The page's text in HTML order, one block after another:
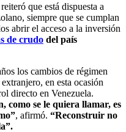
que está dispuesta a
siempre que se cumplan
abrir el acceso a la inversión
de crudo del país
los cambios de régimen
en esta ocasión
directo en Venezuela.
como se le quiera llamar, es
, afirmó. “Reconstruir no